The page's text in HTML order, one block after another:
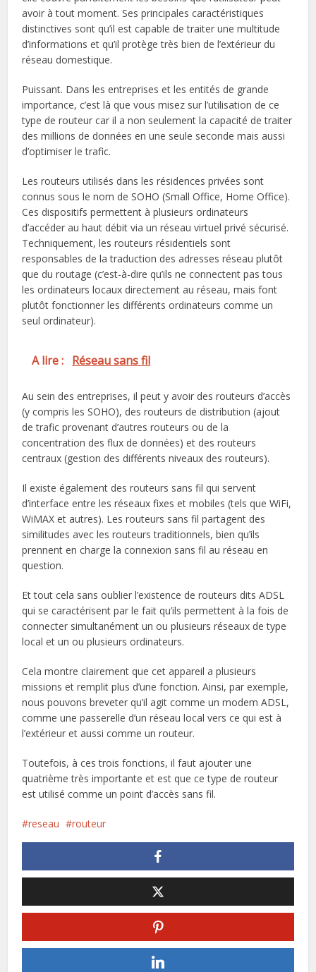
avoir à tout moment. Ses principales caractéristiques
distinctives sont qu’il est capable de traiter une multitude
d’informations et qu’il protège très bien de l’extérieur du
réseau domestique.
Puissant. Dans les entreprises et les entités de grande
importance, c’est là que vous misez sur l’utilisation de ce
type de routeur car il a non seulement la capacité de traiter
des millions de données en une seule seconde mais aussi
d’optimiser le trafic.
Les routeurs utilisés dans les résidences privées sont
connus sous le nom de SOHO (Small Office, Home Office).
Ces dispositifs permettent à plusieurs ordinateurs
d’accéder au haut débit via un réseau virtuel privé sécurisé.
Techniquement, les routeurs résidentiels sont
responsables de la traduction des adresses réseau plutôt
que du routage (c’est-à-dire qu’ils ne connectent pas tous
les ordinateurs locaux directement au réseau, mais font
plutôt fonctionner les différents ordinateurs comme un
seul ordinateur).
A lire : Réseau sans fil
Au sein des entreprises, il peut y avoir des routeurs d’accès
(y compris les SOHO), des routeurs de distribution (ajout
de trafic provenant d’autres routeurs ou de la
concentration des flux de données) et des routeurs
centraux (gestion des différents niveaux des routeurs).
Il existe également des routeurs sans fil qui servent
d’interface entre les réseaux fixes et mobiles (tels que WiFi,
WiMAX et autres). Les routeurs sans fil partagent des
similitudes avec les routeurs traditionnels, bien qu’ils
prennent en charge la connexion sans fil au réseau en
question.
Et tout cela sans oublier l’existence de routeurs dits ADSL
qui se caractérisent par le fait qu’ils permettent à la fois de
connecter simultanément un ou plusieurs réseaux de type
local et un ou plusieurs ordinateurs.
Cela montre clairement que cet appareil a plusieurs
missions et remplit plus d’une fonction. Ainsi, par exemple,
nous pouvons breveter qu’il agit comme un modem ADSL,
comme une passerelle d’un réseau local vers ce qui est à
l’extérieur et aussi comme un routeur.
Toutefois, à ces trois fonctions, il faut ajouter une
quatrième très importante et est que ce type de routeur
est utilisé comme un point d’accès sans fil.
reseau routeur